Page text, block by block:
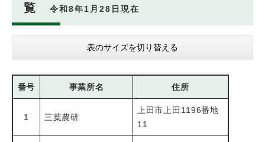
覧
令和8年1月28日現在
表のサイズを切り替える
番号 事業所名 住所
1 三葉農研
上田市上田1196番地
11